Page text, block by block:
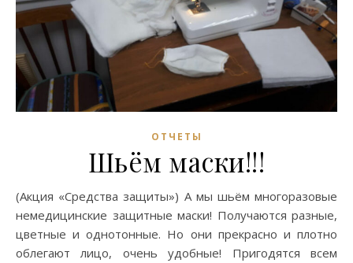
ОТЧЕТЫ
Шьём маски!!!
(Акция «Средства защиты») А мы шьём многоразовые
немедицинские защитные маски! Получаются разные,
цветные и однотонные. Но они прекрасно и плотно
облегают лицо, очень удобные! Пригодятся всем